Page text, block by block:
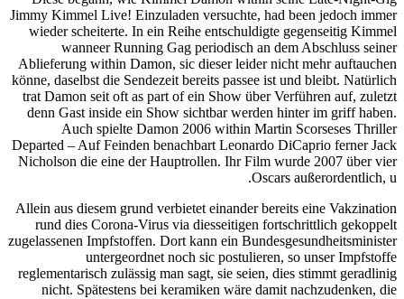
Jimmy Kimmel Live! Einzuladen versuchte, had been jedoch immer
wieder scheiterte. In ein Reihe entschuldigte gegenseitig Kimmel
wanneer Running Gag periodisch an dem Abschluss seiner
Ablieferung within Damon, sic dieser leider nicht mehr auftauchen
könne, daselbst die Sendezeit bereits passee ist und bleibt. Natürlich
trat Damon seit oft as part of ein Show über Verführen auf, zuletzt
denn Gast inside ein Show sichtbar werden hinter im griff haben.
Auch spielte Damon 2006 within Martin Scorseses Thriller
Departed – Auf Feinden benachbart Leonardo DiCaprio ferner Jack
Nicholson die eine der Hauptrollen. Ihr Film wurde 2007 über vier
Oscars außerordentlich, u.
Allein aus diesem grund verbietet einander bereits eine Vakzination
rund dies Corona-Virus via diesseitigen fortschrittlich gekoppelt
zugelassenen Impfstoffen. Dort kann ein Bundesgesund­heitsminister
untergeordnet noch sic postulieren, so unser Impfstoffe
reglementarisch zulässig man sagt, sie seien, dies stimmt geradlinig
nicht. Spätestens bei keramiken wäre damit nachzudenken, die